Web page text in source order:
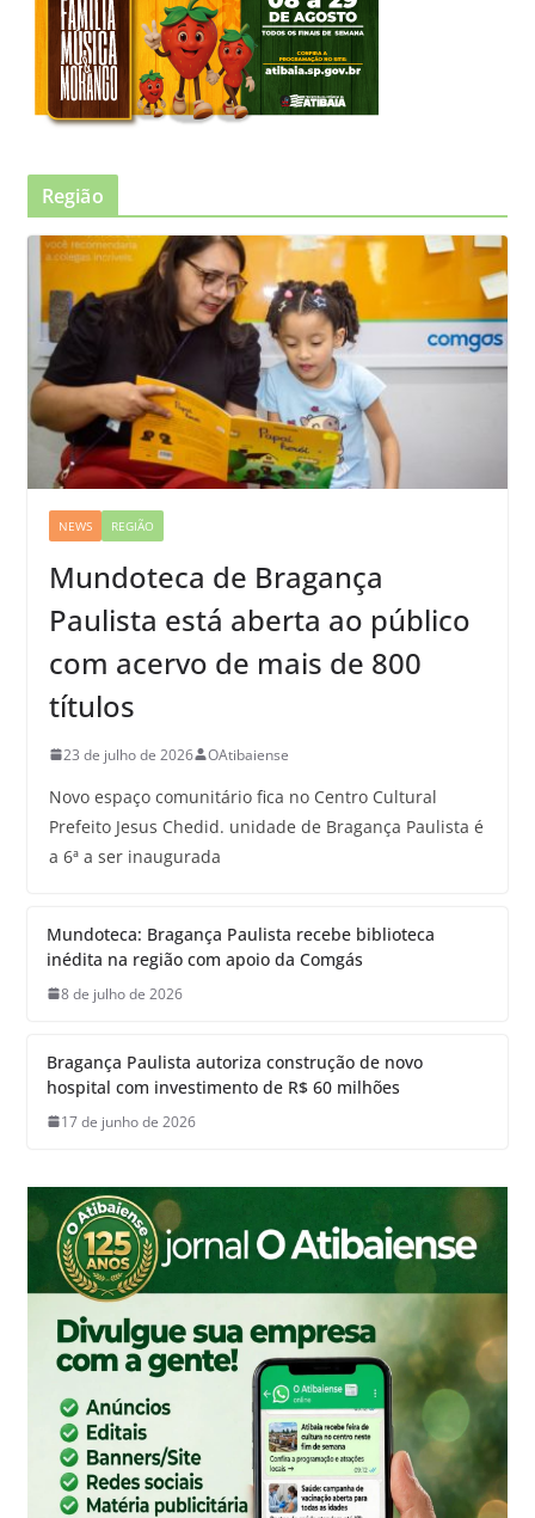
Região
NEWS REGIÃO
Mundoteca de Bragança
Paulista está aberta ao público
com acervo de mais de 800
títulos
23 de julho de 2026 OAtibaiense
Novo espaço comunitário fica no Centro Cultural
Prefeito Jesus Chedid. unidade de Bragança Paulista é
a 6ª a ser inaugurada
Mundoteca: Bragança Paulista recebe biblioteca
inédita na região com apoio da Comgás
8 de julho de 2026
Bragança Paulista autoriza construção de novo
hospital com investimento de R$ 60 milhões
17 de junho de 2026